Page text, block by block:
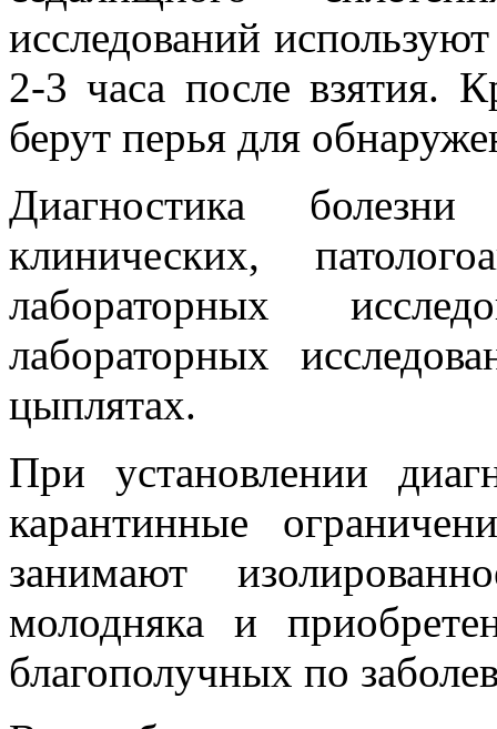
исследований
2-3 часа после взятия.
берут перья для
Диагностика
клинических,
лабораторных
лабораторных
цыплятах.
При установлении
карантинные
занимают
молодняка и
благополучных по